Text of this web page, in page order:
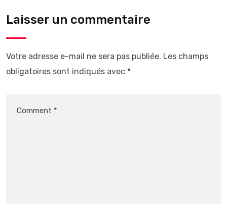
Laisser un commentaire
Votre adresse e-mail ne sera pas publiée. Les champs
obligatoires sont indiqués avec *